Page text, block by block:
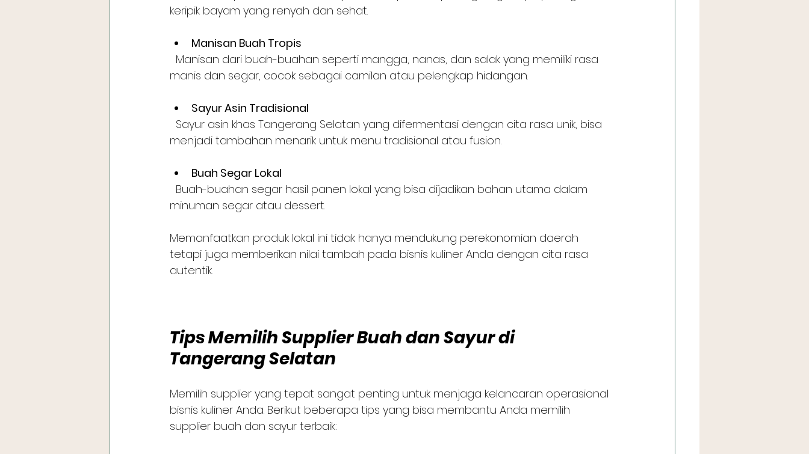
keripik bayam yang renyah dan sehat.
Manisan Buah Tropis
manis dan segar, cocok sebagai camilan atau pelengkap hidangan.
Sayur Asin Tradisional
menjadi tambahan menarik untuk menu tradisional atau fusion.
Buah Segar Lokal
minuman segar atau dessert.
Memanfaatkan produk lokal ini tidak hanya mendukung perekonomian daerah
tetapi juga memberikan nilai tambah pada bisnis kuliner Anda dengan cita rasa
autentik.
Tips Memilih Supplier Buah dan Sayur di
Tangerang Selatan
Memilih supplier yang tepat sangat penting untuk menjaga kelancaran operasional
bisnis kuliner Anda. Berikut beberapa tips yang bisa membantu Anda memilih
supplier buah dan sayur terbaik: